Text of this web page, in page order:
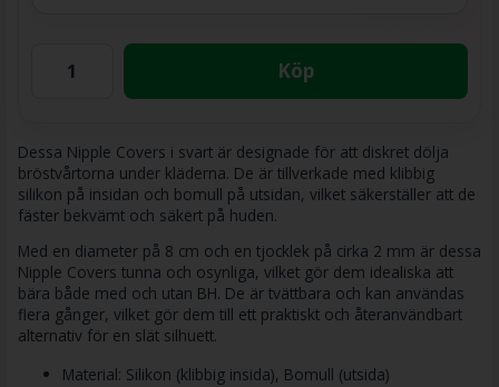
Köp
Dessa Nipple Covers i svart är designade för att diskret dölja
bröstvårtorna under kläderna. De är tillverkade med klibbig
silikon på insidan och bomull på utsidan, vilket säkerställer att de
fäster bekvämt och säkert på huden.
Med en diameter på 8 cm och en tjocklek på cirka 2 mm är dessa
Nipple Covers tunna och osynliga, vilket gör dem idealiska att
bära både med och utan BH. De är tvättbara och kan användas
flera gånger, vilket gör dem till ett praktiskt och återanvändbart
alternativ för en slät silhuett.
Material: Silikon (klibbig insida), Bomull (utsida)